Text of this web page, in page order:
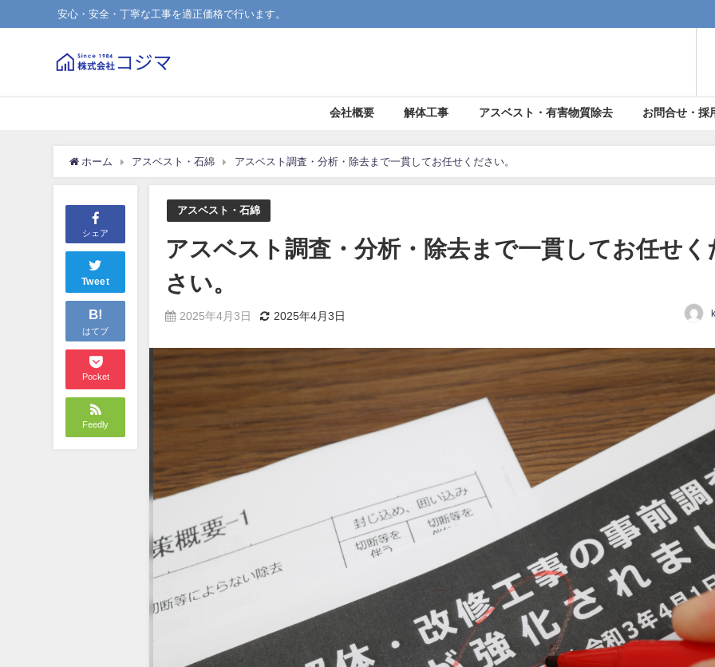
安心・安全・丁寧な工事を適正価格で行います。
会社概要 解体工事 アスベスト・有害物質除去 お問合せ・採
ホーム アスベスト・石綿 アスベスト調査・分析・除去まで一貫してお任せください。
シェア
Tweet
B!
はてブ
Pocket
Feedly
アスベスト・石綿
アスベスト調査・分析・除去まで一貫してお任せく
さい。
2025年4月3日 2025年4月3日